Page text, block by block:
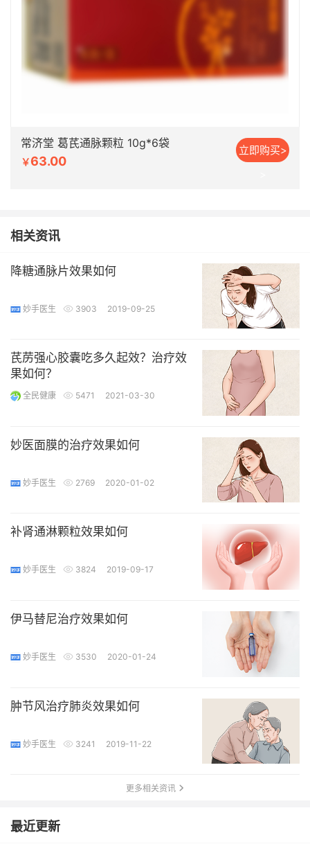
常济堂 葛芪通脉颗粒 10g*6袋
￥63.00
立即购买>
相关资讯
降糖通脉片效果如何
妙手医生 3903 2019-09-25
芪苈强心胶囊吃多久起效？治疗效
果如何？
全民健康 5471 2021-03-30
妙医面膜的治疗效果如何
妙手医生 2769 2020-01-02
补肾通淋颗粒效果如何
妙手医生 3824 2019-09-17
伊马替尼治疗效果如何
妙手医生 3530 2020-01-24
肿节风治疗肺炎效果如何
妙手医生 3241 2019-11-22
更多相关资讯
最近更新